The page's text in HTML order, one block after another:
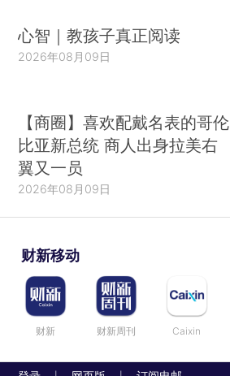
心智｜教孩子真正阅读
2026年08月09日
【商圈】喜欢配戴名表的哥伦
比亚新总统 商人出身拉美右
翼又一员
2026年08月09日
财新移动
财新 财新周刊 Caixin